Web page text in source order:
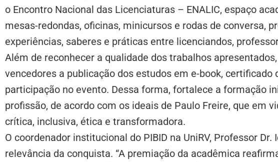
o Encontro Nacional das Licenciaturas – ENALIC, espaço
mesas-redondas, oficinas, minicursos e rodas de conversa,
experiências, saberes e práticas entre licenciandos,
Além de reconhecer a qualidade dos trabalhos
vencedores a publicação dos estudos em e-book, certificado
participação no evento. Dessa forma, fortalece a formação
profissão, de acordo com os ideais de Paulo Freire, que em
crítica, inclusiva, ética e transformadora.
O coordenador institucional do PIBID na UniRV, Professor Dr.
relevância da conquista. “A premiação da acadêmica